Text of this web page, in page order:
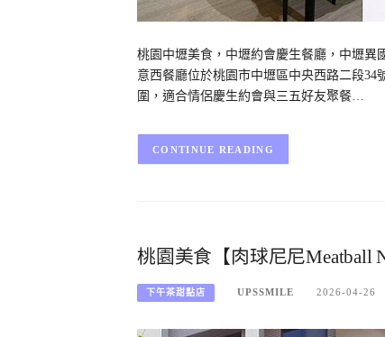
桃園中壢美食，中壢約會慶生餐廳，中壢異
意西餐廳位於桃園市中壢區中央西路二段
圍，適合情侶慶生約會與三五好友聚餐…
CONTINUE READING
桃園美食【肉球尼尼Meatball
下午茶甜點店 UPSSMILE 2026-04-26